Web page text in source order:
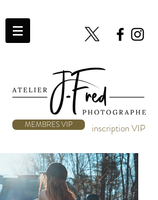
MEMBRES VIP inscription VIP